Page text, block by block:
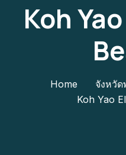
Koh
Home จังหวัด
Koh Yao